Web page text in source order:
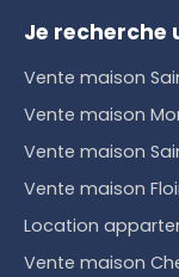
Je recherche
Vente maison
Vente maison
Vente maison
Vente maison
Location
Vente maison